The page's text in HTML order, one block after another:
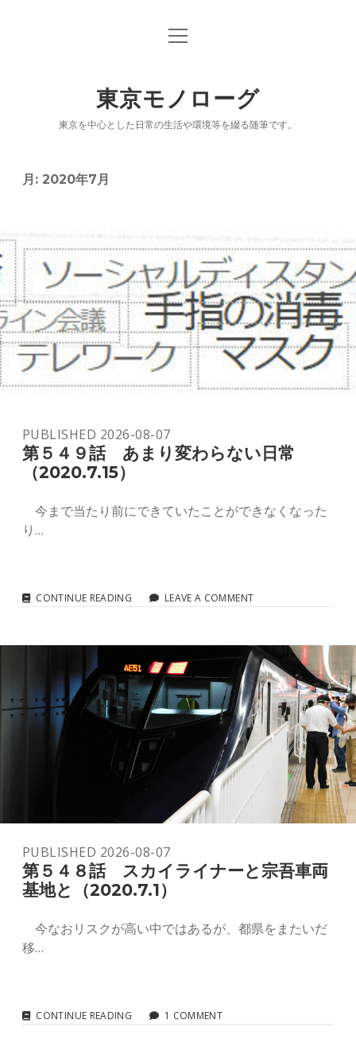
「東京モノローグ」オリジナル版
「続々 東京百景」
鉄道クイズシリーズ「駅Ｑ」
電子書籍（パブー公開分）
NOTE
youtube
open
東京モノローグ
東京を中心とした日常の生活や環境等を綴る随筆です。
月: 2020年7月
PUBLISHED 2026-08-07
第５４９話 あまり変わらない日常
（2020.7.15）
今まで当たり前にできていたことができなくなった
り…
CONTINUE READING
あ
ま
り
変
わ
ら
な
い
（2020.7.15）
LEAVE A COMMENT
PUBLISHED 2026-08-07
第５４８話 スカイライナーと宗吾車両
基地と（2020.7.1）
今なおリスクが高い中ではあるが、都県をまたいだ
移…
CONTINUE READING 1 COMMENT